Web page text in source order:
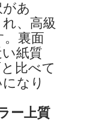
あ
、高級
裏面
紙質
比べて
なり
ー上質